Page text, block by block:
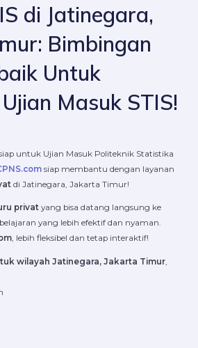
di Jatinegara,
Bimbingan
Untuk
Masuk STIS!
untuk Ujian Masuk Politeknik Statistika
siap membantu dengan layanan
di Jatinegara, Jakarta Timur!
privat yang bisa datang langsung ke
yang lebih efektif dan nyaman.
, lebih fleksibel dan tetap interaktif!
wilayah Jatinegara, Jakarta Timur,